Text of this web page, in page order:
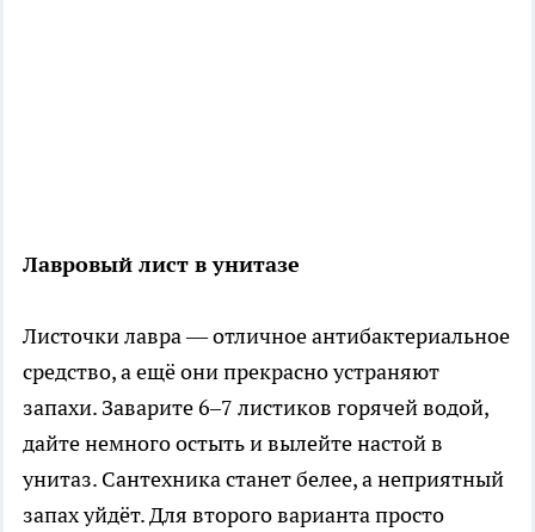
Лавровый лист в унитазе
Листочки лавра — отличное антибактериальное
средство, а ещё они прекрасно устраняют
запахи. Заварите 6–7 листиков горячей водой,
дайте немного остыть и вылейте настой в
унитаз. Сантехника станет белее, а неприятный
запах уйдёт. Для второго варианта просто